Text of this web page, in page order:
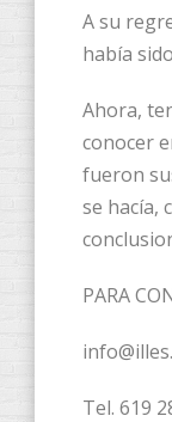
A su
había
Ahora,
conocer
fueron
se hacía,
PARA
Tel. 619